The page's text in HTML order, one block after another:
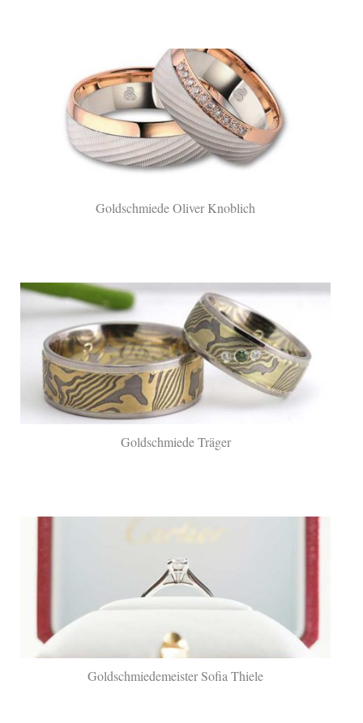
Goldschmiede Oliver Knoblich
Goldschmiede Träger
Goldschmiedemeister Sofia Thiele